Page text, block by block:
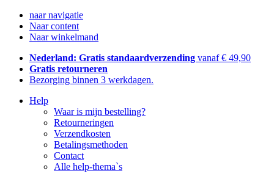
naar navigatie
Naar content
Naar winkelmand
Nederland: Gratis standaardverzending vanaf € 49,90
Gratis retourneren
Bezorging binnen 3 werkdagen.
Help
Waar is mijn bestelling?
Retourneringen
Verzendkosten
Betalingsmethoden
Contact
Alle help-thema`s